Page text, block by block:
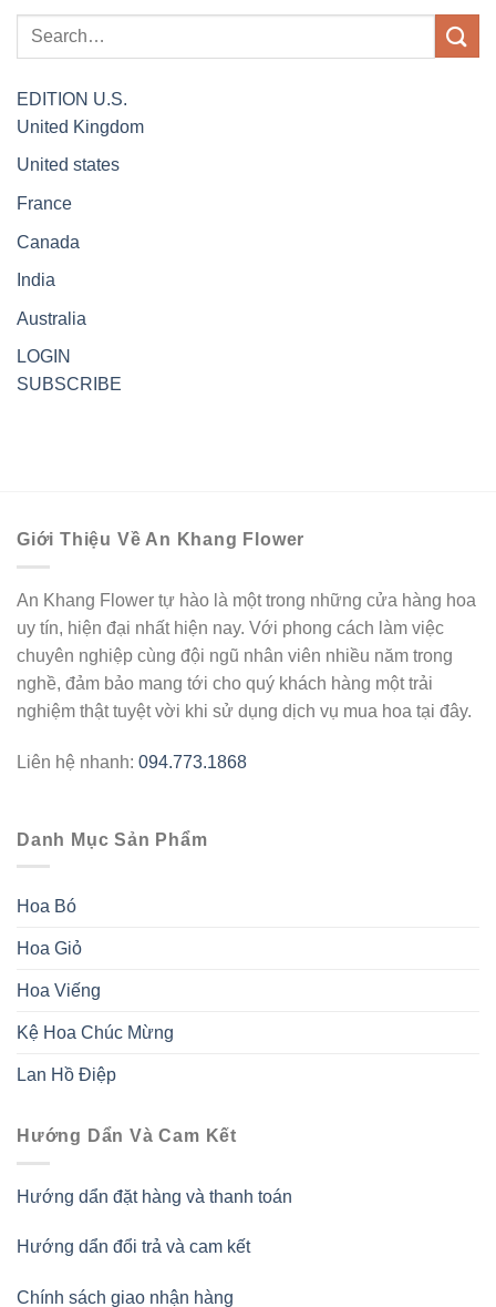
EDITION U.S.
United Kingdom
United states
France
Canada
India
Australia
LOGIN
SUBSCRIBE
Giới Thiệu Về An Khang Flower
An Khang Flower tự hào là một trong những cửa hàng hoa
uy tín, hiện đại nhất hiện nay. Với phong cách làm việc
chuyên nghiệp cùng đội ngũ nhân viên nhiều năm trong
nghề, đảm bảo mang tới cho quý khách hàng một trải
nghiệm thật tuyệt vời khi sử dụng dịch vụ mua hoa tại đây.
Liên hệ nhanh: 094.773.1868
Danh Mục Sản Phẩm
Hoa Bó
Hoa Giỏ
Hoa Viếng
Kệ Hoa Chúc Mừng
Lan Hồ Điệp
Hướng Dẩn Và Cam Kết
Hướng dẩn đặt hàng và thanh toán
Hướng dẩn đổi trả và cam kết
Chính sách giao nhận hàng